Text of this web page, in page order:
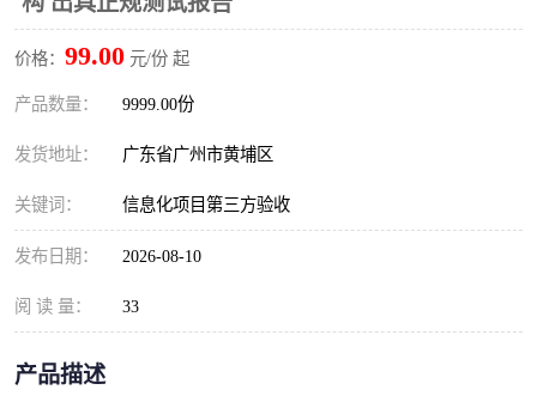
价格： 99.00 元/份 起
产品数量： 9999.00份
发货地址： 广东省广州市黄埔区
关键词： 信息化项目第三方验收
发布日期： 2026-08-10
阅 读 量： 33
产品描述